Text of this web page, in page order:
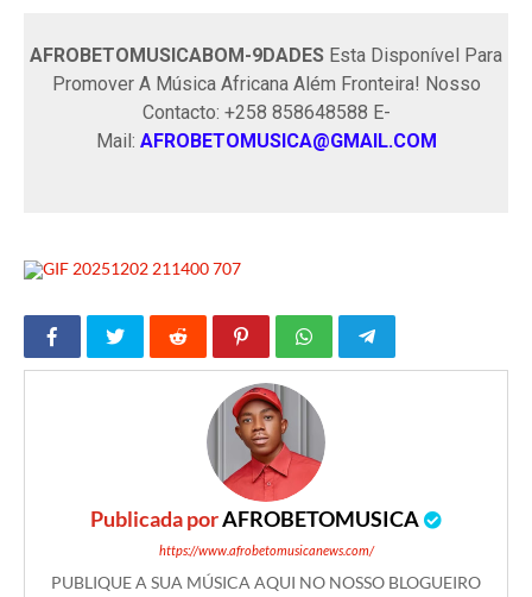
AFROBETOMUSICABOM-9DADES Esta Disponível Para
Promover A Música Africana Além Fronteira! Nosso
Contacto: +258 858648588 E-
Mail: AFROBETOMUSICA@GMAIL.COM
Publicada porAFROBETOMUSICA
https://www.afrobetomusicanews.com/
PUBLIQUE A SUA MÚSICA AQUI NO NOSSO BLOGUEIRO